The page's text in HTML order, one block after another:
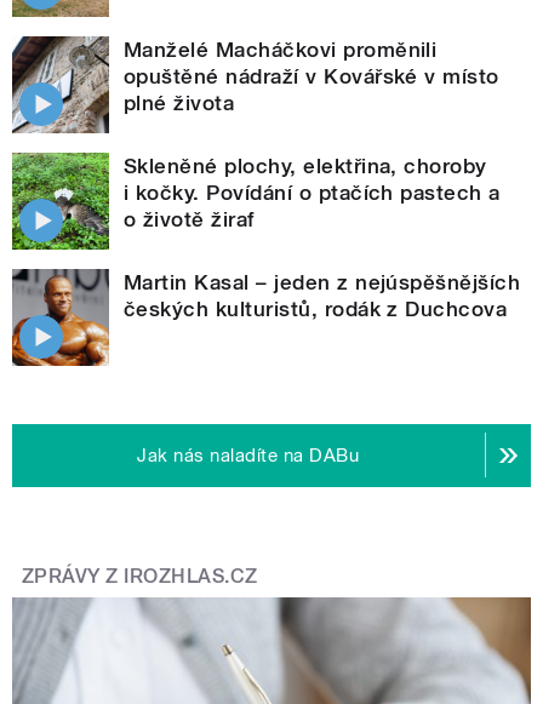
Manželé Macháčkovi proměnili
opuštěné nádraží v Kovářské v místo
plné života
Skleněné plochy, elektřina, choroby
i kočky. Povídání o ptačích pastech a
o životě žiraf
Martin Kasal – jeden z nejúspěšnějších
českých kulturistů, rodák z Duchcova
Jak nás naladíte na DABu
ZPRÁVY Z IROZHLAS.CZ